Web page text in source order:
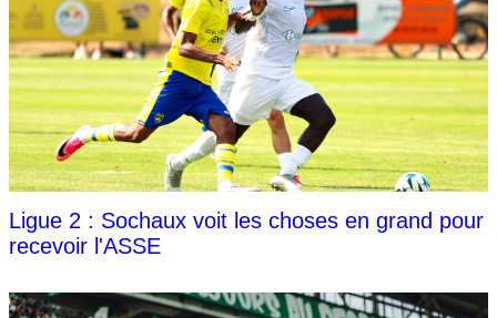
Ligue 2 : Sochaux voit les choses en grand pour
recevoir l'ASSE